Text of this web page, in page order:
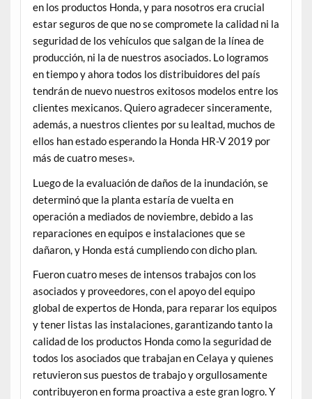
en los productos Honda, y para nosotros era crucial
estar seguros de que no se compromete la calidad ni la
seguridad de los vehículos que salgan de la línea de
producción, ni la de nuestros asociados. Lo logramos
en tiempo y ahora todos los distribuidores del país
tendrán de nuevo nuestros exitosos modelos entre los
clientes mexicanos. Quiero agradecer sinceramente,
además, a nuestros clientes por su lealtad, muchos de
ellos han estado esperando la Honda HR-V 2019 por
más de cuatro meses».
Luego de la evaluación de daños de la inundación, se
determinó que la planta estaría de vuelta en
operación a mediados de noviembre, debido a las
reparaciones en equipos e instalaciones que se
dañaron, y Honda está cumpliendo con dicho plan.
Fueron cuatro meses de intensos trabajos con los
asociados y proveedores, con el apoyo del equipo
global de expertos de Honda, para reparar los equipos
y tener listas las instalaciones, garantizando tanto la
calidad de los productos Honda como la seguridad de
todos los asociados que trabajan en Celaya y quienes
retuvieron sus puestos de trabajo y orgullosamente
contribuyeron en forma proactiva a este gran logro. Y